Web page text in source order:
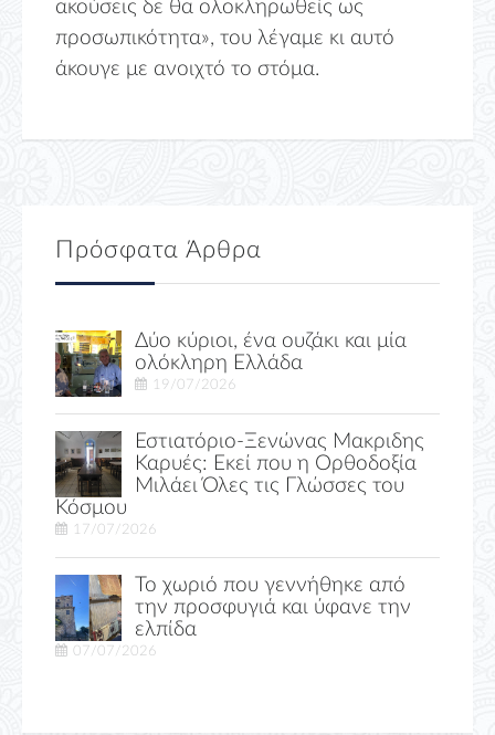
ακούσεις δε θα ολοκληρωθείς ως
προσωπικότητα», του λέγαμε κι αυτό
άκουγε με ανοιχτό το στόμα.
Πρόσφατα Άρθρα
Δύο κύριοι, ένα ουζάκι και μία
ολόκληρη Ελλάδα
19/07/2026
Εστιατόριο-Ξενώνας Μακριδης
Καρυές: Εκεί που η Ορθοδοξία
Μιλάει Όλες τις Γλώσσες του
Κόσμου
17/07/2026
Το χωριό που γεννήθηκε από
την προσφυγιά και ύφανε την
ελπίδα
07/07/2026